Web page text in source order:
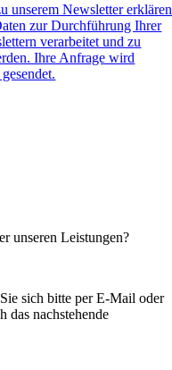
unserem Newsletter erklären
zur Durchführung Ihrer
verarbeitet und zu
Ihre Anfrage wird
unseren Leistungen?
sich bitte per E-Mail oder
das nachstehende